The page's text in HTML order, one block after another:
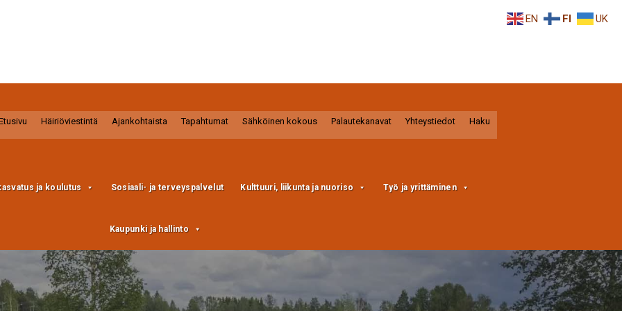
Häiriöviestintä Ajankohtaista Tapahtumat Sähköinen kokous Palautekanavat Yhteystiedot Haku
ja koulutus Sosiaali- ja terveyspalvelut Kulttuuri, liikunta ja nuoriso Työ ja yrittäminen
Kaupunki ja hallinto
EN FI UK